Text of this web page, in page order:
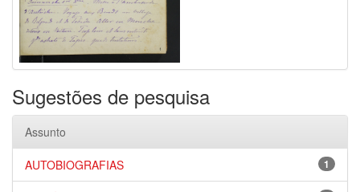
Sugestões de pesquisa
Assunto
1
AUTOBIOGRAFIAS